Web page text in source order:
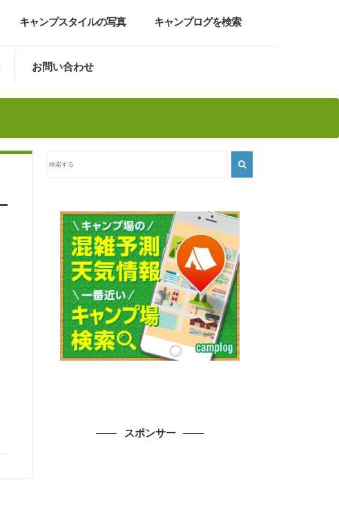
キャンプスタイルの写真 キャンプログを検索
お問い合わせ
スポンサー